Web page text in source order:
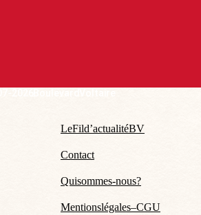
Le Fil d’actualité BV
Contact
Qui sommes-nous ?
Mentions légales – CGU